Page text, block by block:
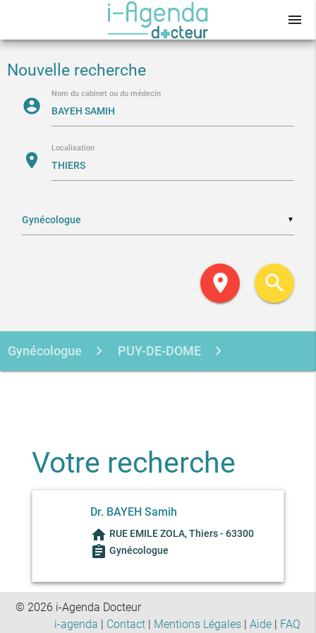
menu
Nouvelle recherche
account_circle
Nom du cabinet ou du médecin
location_on
Localisation
▼
location_on search
Gynécologue PUY-DE-DOME
Votre recherche
Dr. BAYEH Samih
home RUE EMILE ZOLA, Thiers - 63300
assignment Gynécologue
© 2026 i-Agenda Docteur
i-agenda
Contact| Mentions Légales| Aide| FAQ